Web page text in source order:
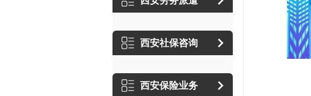
西安社保咨询
西安保险业务